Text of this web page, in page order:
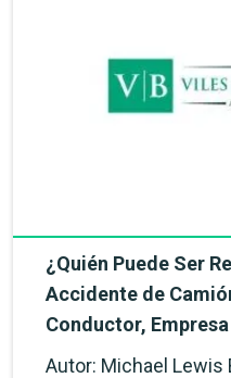
¿Quién Puede Ser
Accidente de
Conductor,
Autor: Michael Lewis